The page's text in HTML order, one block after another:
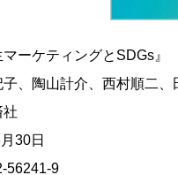
ーケティングとSDGs』
、陶山計介、西村順二、
社
30日
56241-9